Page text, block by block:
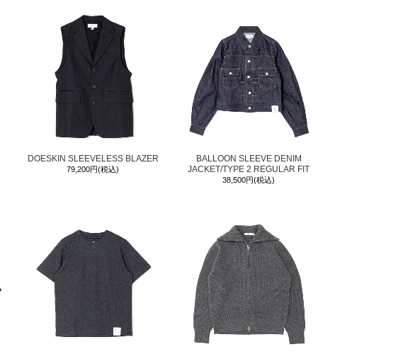
DOESKIN SLEEVELESS BLAZER
79,200円(税込)
BALLOON SLEEVE DENIM
JACKET/TYPE 2 REGULAR FIT
38,500円(税込)